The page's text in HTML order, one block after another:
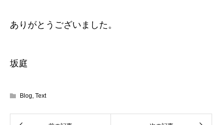
ありがとうございました。
坂庭
Blog, Text